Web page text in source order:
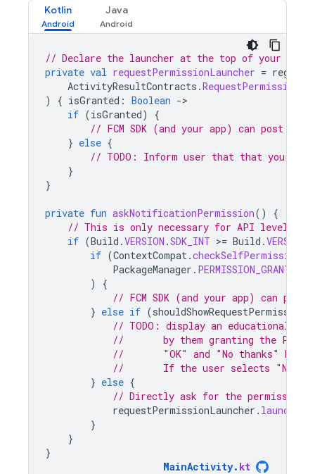
Kotlin Java
// Declare the launcher at the top of your
private val requestPermissionLauncher =
ActivityResultContracts .RequestPermission
)
{ isGranted : Boolean -
if (isGranted)
{
// FCM SDK (and your app) can post
} else {
// TODO: Inform user that that your
}
}
private fun askNotificationPermission()
{
// This is only necessary for API level >=
if (Build .VERSION .SDK_INT >= Build .
if (ContextCompat.checkSelfPermission
PackageManager . PERMISSION_GRANTED
)
{
// FCM SDK (and your app) can
} else if (
// TODO: display an educational
//       by them granting the
//       "OK" and "No thanks"
//       If the user selects "No
} else {
// Directly ask for the permission
requestPermissionLauncher . launch
}
}
}
MainActivity. kt